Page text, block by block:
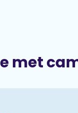
met